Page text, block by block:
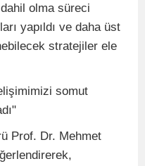
olma süreci
yapıldı ve daha üst
stratejiler ele
somut
Prof. Dr. Mehmet